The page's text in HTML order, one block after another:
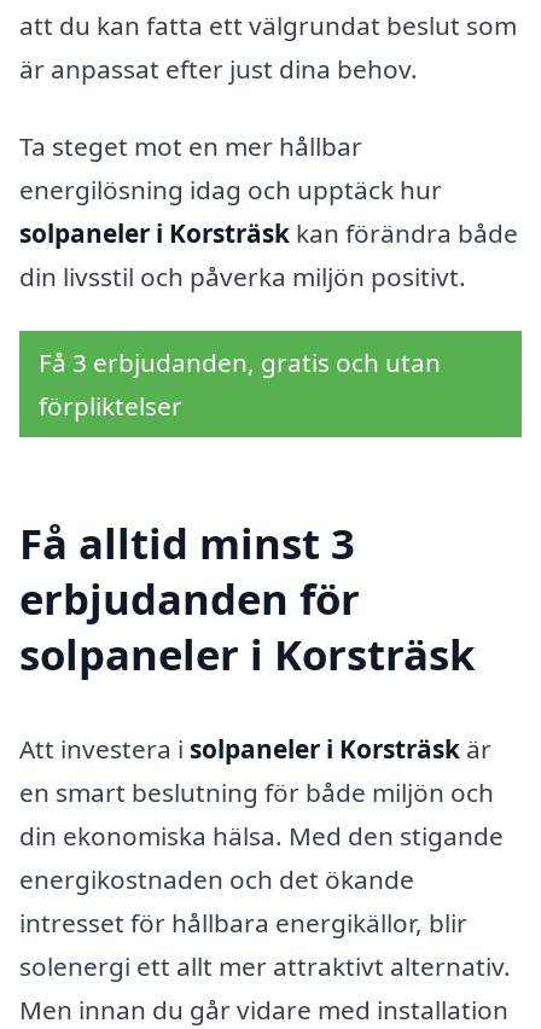
att du kan fatta ett välgrundat beslut som
är anpassat efter just dina behov.
Ta steget mot en mer hållbar
energilösning idag och upptäck hur
solpaneler i Korsträsk kan förändra både
din livsstil och påverka miljön positivt.
Få 3 erbjudanden, gratis och utan
förpliktelser
Få alltid minst 3
erbjudanden för
solpaneler i Korsträsk
Att investera i solpaneler i Korsträsk är
en smart beslutning för både miljön och
din ekonomiska hälsa. Med den stigande
energikostnaden och det ökande
intresset för hållbara energikällor, blir
solenergi ett allt mer attraktivt alternativ.
Men innan du går vidare med installation